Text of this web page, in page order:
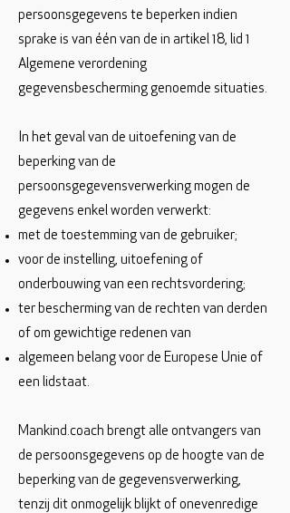
persoonsgegevens te beperken indien
sprake is van één van de in artikel 18, lid 1
Algemene verordening
gegevensbescherming genoemde situaties.
In het geval van de uitoefening van de
beperking van de
persoonsgegevensverwerking mogen de
gegevens enkel worden verwerkt:
met de toestemming van de gebruiker;
voor de instelling, uitoefening of
onderbouwing van een rechtsvordering;
ter bescherming van de rechten van derden
of om gewichtige redenen van
algemeen belang voor de Europese Unie of
een lidstaat.
Mankind.coach brengt alle ontvangers van
de persoonsgegevens op de hoogte van de
beperking van de gegevensverwerking,
tenzij dit onmogelijk blijkt of onevenredige